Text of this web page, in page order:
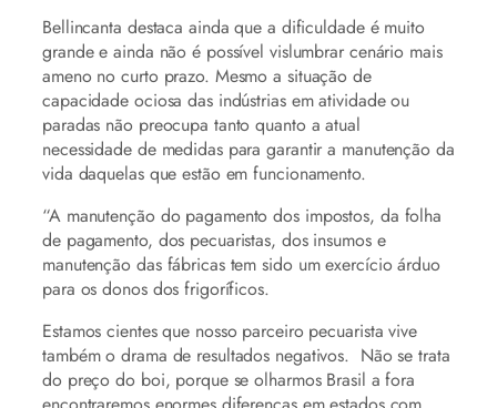
Bellincanta destaca ainda que a dificuldade é muito
grande e ainda não é possível vislumbrar cenário mais
ameno no curto prazo. Mesmo a situação de
capacidade ociosa das indústrias em atividade ou
paradas não preocupa tanto quanto a atual
necessidade de medidas para garantir a manutenção da
vida daquelas que estão em funcionamento.
“A manutenção do pagamento dos impostos, da folha
de pagamento, dos pecuaristas, dos insumos e
manutenção das fábricas tem sido um exercício árduo
para os donos dos frigoríficos.
Estamos cientes que nosso parceiro pecuarista vive
também o drama de resultados negativos. Não se trata
do preço do boi, porque se olharmos Brasil a fora